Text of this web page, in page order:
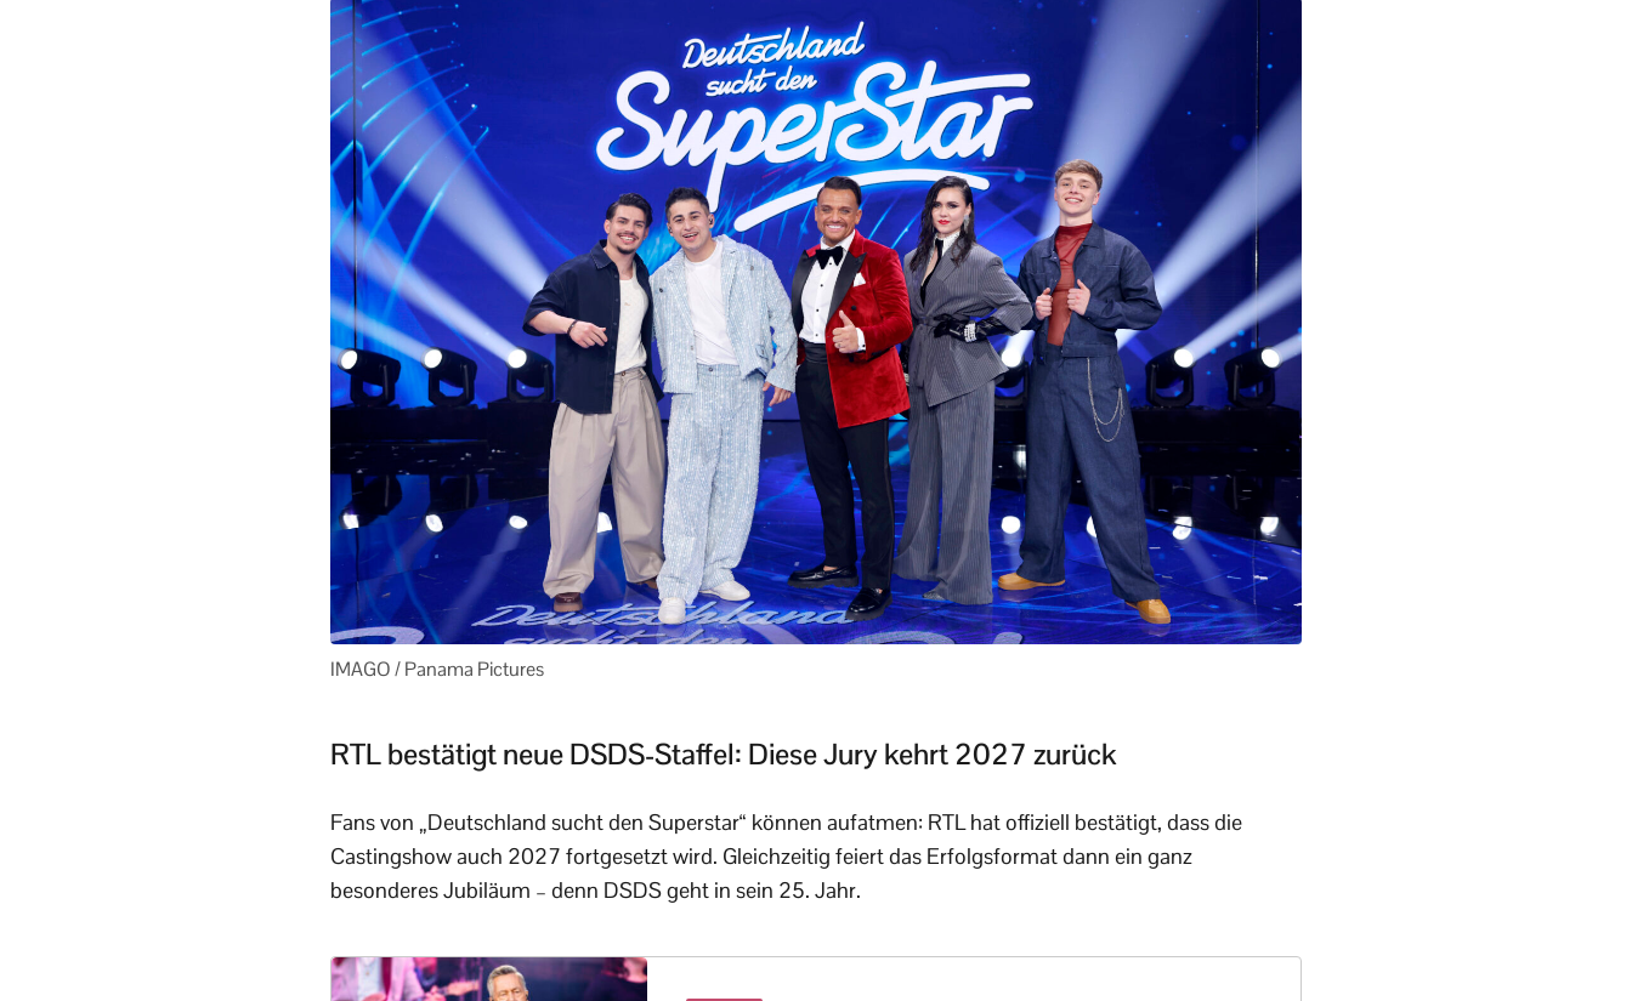
IMAGO / Panama Pictures
RTL bestätigt neue DSDS-Staffel: Diese Jury kehrt 2027 zurück
Fans von „Deutschland sucht den Superstar“ können aufatmen: RTL hat offiziell bestätigt, dass die
Castingshow auch 2027 fortgesetzt wird. Gleichzeitig feiert das Erfolgsformat dann ein ganz
besonderes Jubiläum – denn DSDS geht in sein 25. Jahr.